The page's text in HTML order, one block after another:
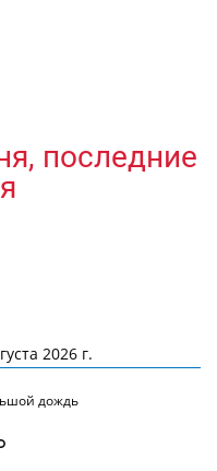
последние
2026 г.
дождь